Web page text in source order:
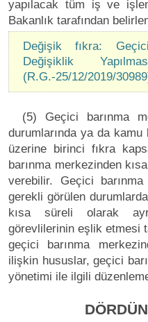
yapılacak tüm iş ve
Bakanlık tarafından
Değişik fıkra:
Değişiklik
(R.G.-25/12/2019/
(5) Geçici barınma
durumlarında ya da kamu
üzerine birinci fıkra
barınma merkezinden
verebilir. Geçici
gerekli görülen
kısa süreli olarak
görevlilerinin eşlik etmesi
geçici barınma
ilişkin hususlar, geçici
yönetimi ile ilgili